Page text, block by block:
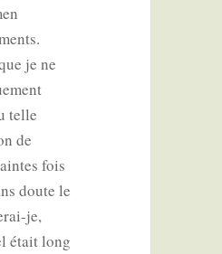
je ne
telle
de
fois
doute le
je,
était long